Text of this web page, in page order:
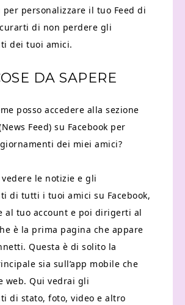
personalizzare il tuo Feed di
di non perdere gli
dei tuoi amici.
DA SAPERE
posso accedere alla sezione
Feed) su Facebook per
dei miei amici?
vedere le notizie e gli
di tutti i tuoi amici su Facebook,
al tuo account e poi dirigerti al
è la prima pagina che appare
Questa è di solito la
sia sull’app mobile che
web. Qui vedrai gli
di stato, foto, video e altro